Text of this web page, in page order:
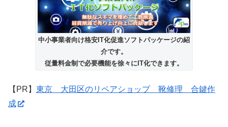
中小事業者向け格安IT化促進ソフトパッケージの紹
介です。
従量料金制で必要機能を徐々にIT化できます。
【PR】 東京 大田区のリペアショップ 靴修理 合鍵作
成